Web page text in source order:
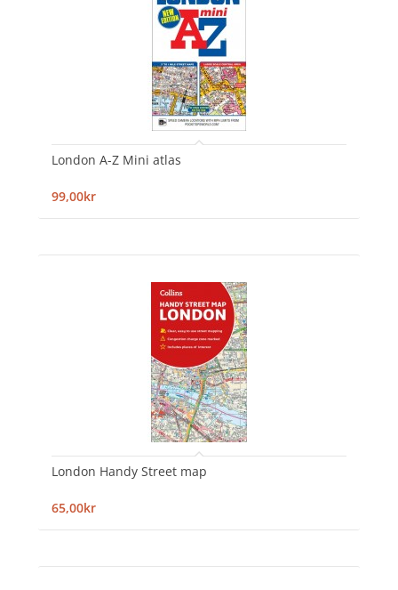
London A-Z Mini atlas
99,00kr
London Handy Street map
65,00kr